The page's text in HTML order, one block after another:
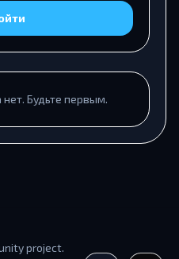
Будьте первым.
project.